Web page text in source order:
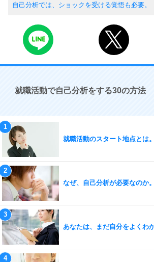
自己分析では、ショックを受ける覚悟も必要。
就職活動で自己分析をする30の方法
就職活動のスタート地点とは。
なぜ、自己分析が必要なのか。
あなたは、まだ自分をよくわ